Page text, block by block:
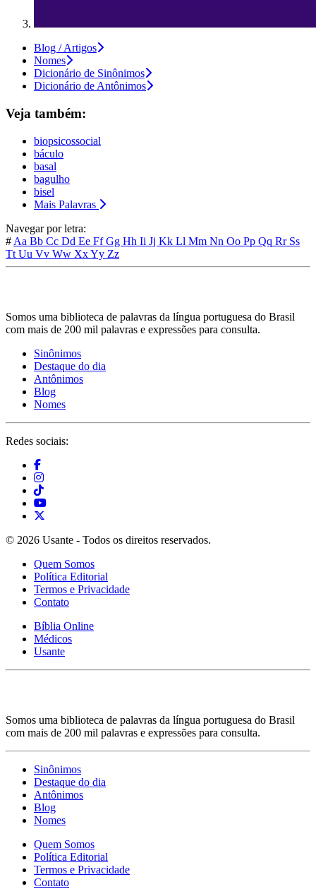
Blog / Artigos
Nomes
Dicionário de Sinônimos
Dicionário de Antônimos
Veja também:
biopsicossocial
báculo
basal
bagulho
bisel
Mais Palavras
Navegar por letra:
# Aa Bb Cc Dd Ee FfGg Hh Ii Jj Kk Ll Mm Nn Oo Pp Qq Rr Ss
Tt Uu Vv Ww XxYy Zz
Somos uma biblioteca de palavras da língua portuguesa do Brasil
com mais de 200 mil palavras e expressões para consulta.
Sinônimos
Destaque do dia
Antônimos
Blog
Nomes
Redes sociais:
© 2026 Usante - Todos os direitos reservados.
Quem Somos
Política Editorial
Termos e Privacidade
Contato
Bíblia Online
Médicos
Usante
Somos uma biblioteca de palavras da língua portuguesa do Brasil
com mais de 200 mil palavras e expressões para consulta.
Sinônimos
Destaque do dia
Antônimos
Blog
Nomes
Quem Somos
Política Editorial
Termos e Privacidade
Contato